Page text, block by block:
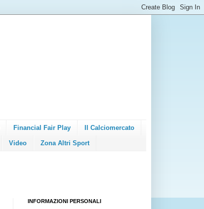
Financial Fair Play Il Calciomercato
Video Zona Altri Sport
INFORMAZIONI PERSONALI